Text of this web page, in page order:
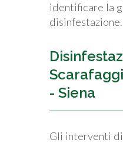
identificare la
disinfestazione.
- Siena
Gli interventi di